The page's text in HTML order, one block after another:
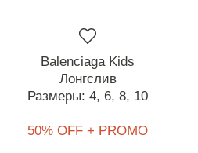
Balenciaga Kids
Лонгслив
Размеры: 4, 6, 8, 10
50% OFF + PROMO